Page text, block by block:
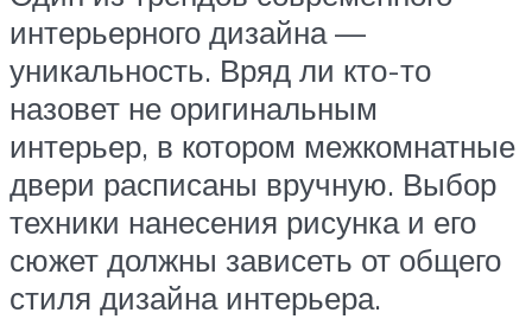
интерьерного дизайна —
уникальность. Вряд ли кто-то
назовет не оригинальным
интерьер, в котором межкомнатные
двери расписаны вручную. Выбор
техники нанесения рисунка и его
сюжет должны зависеть от общего
стиля дизайна интерьера.